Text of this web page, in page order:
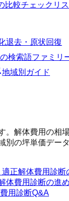
比較チェックリス
退去・原状回復
の検索語ファミリ
地域別ガイド
。解体費用の相
別の坪単価デー
適正解体費用診断
体費用診断の進
用診断Q&A